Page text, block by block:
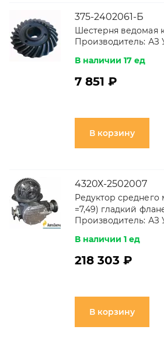
375-2402061-Б
Шестерня ведомая
Производитель: АЗ
В наличии 17 ед
7 851 ₽
В корзину
4320Х-2502007
Редуктор среднего
=7,49) гладкий
Производитель: АЗ
В наличии 1 ед
218 303 ₽
В корзину